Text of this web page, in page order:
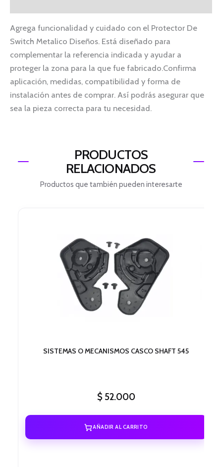
Agrega funcionalidad y cuidado con el Protector De
Switch Metalico Diseños. Está diseñado para
complementar la referencia indicada y ayudar a
proteger la zona para la que fue fabricado.Confirma
aplicación, medidas, compatibilidad y forma de
instalación antes de comprar. Así podrás asegurar que
sea la pieza correcta para tu necesidad.
PRODUCTOS
RELACIONADOS
Productos que también pueden interesarte
SISTEMAS O MECANISMOS CASCO SHAFT 545
$52.000
AÑADIR AL CARRITO